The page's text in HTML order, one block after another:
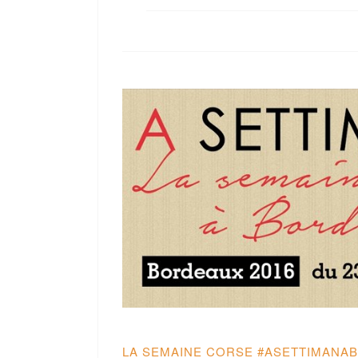
LA SEMAINE CORSE